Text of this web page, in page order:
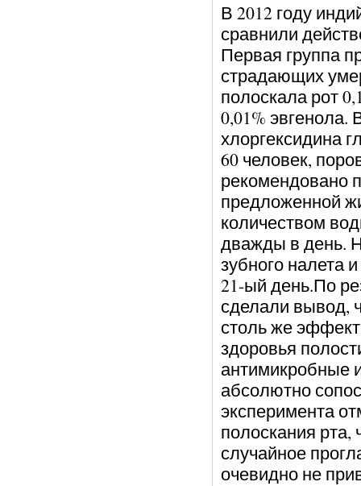
В 2012 году
сравнили
Первая группа
страдающих
полоскала рот
0,01% эвгенола.
хлоргексидина
60 человек,
рекомендовано
предложенной
количеством
дважды в день.
зубного налета
21-ый день.По
сделали вывод,
столь же
здоровья
антимикробные
абсолютно
эксперимента
полоскания рта,
случайное
очевидно не